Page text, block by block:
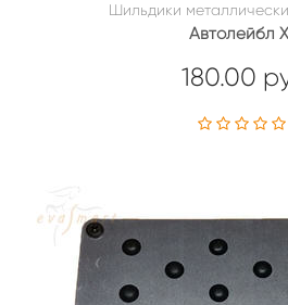
Шильдики
Автолейбл
180.00